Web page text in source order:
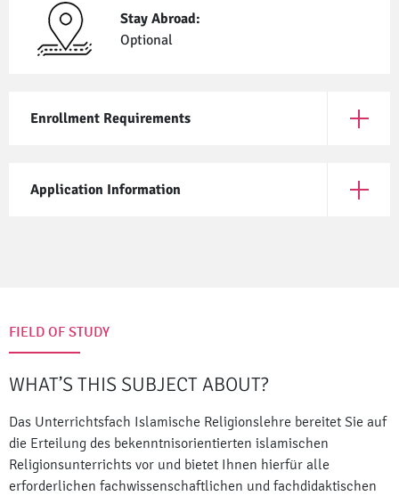
Stay Abroad:
Optional
Enrollment Requirements
Open
Application Information
Open
FIELD OF STUDY
WHAT’S THIS SUBJECT ABOUT?
Das Unterrichtsfach Islamische Religionslehre bereitet Sie auf
die Erteilung des bekenntnisorientierten islamischen
Religionsunterrichts vor und bietet Ihnen hierfür alle
erforderlichen fachwissenschaftlichen und fachdidaktischen